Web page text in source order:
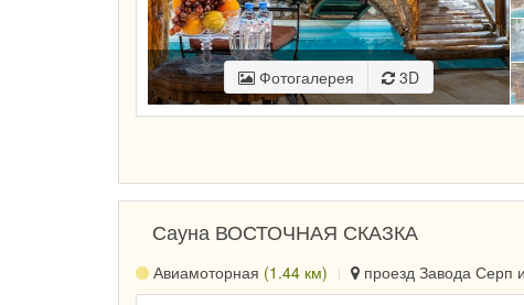
Фотогалерея 3D
Сауна ВОСТОЧНАЯ СКАЗКА
Авиамоторная (1.44 км) проезд Завода Серп